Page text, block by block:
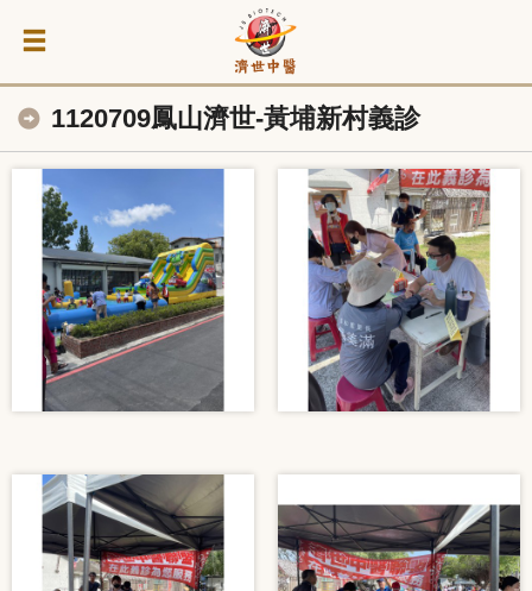
1120709鳳山濟世-黃埔新村義診